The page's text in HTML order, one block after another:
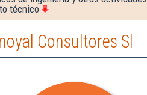
técnico
Consultores Sl